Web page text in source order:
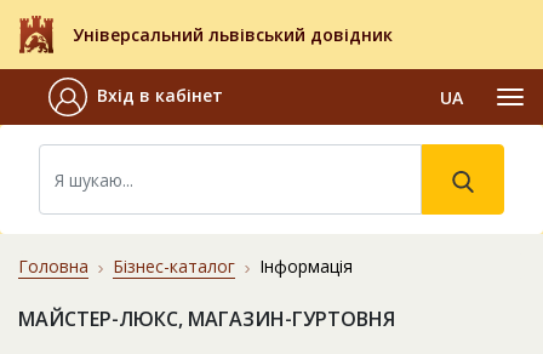
Універсальний львівський довідник
Вхід в кабінет UA
Головна Бізнес-каталог Інформація
МАЙСТЕР-ЛЮКС, МАГАЗИН-ГУРТОВНЯ